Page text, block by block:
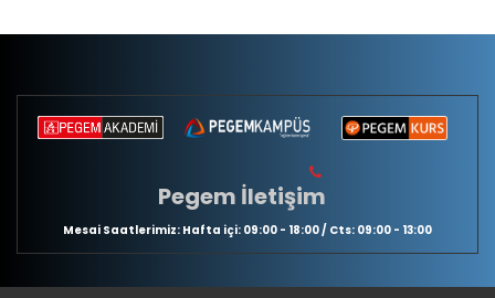
Pegem İletişim
Mesai Saatlerimiz: Hafta içi: 09:00 - 18:00 / Cts: 09:00 - 13:00